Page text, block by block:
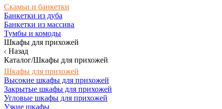
Скамьи и банкетки
Банкетки из дуба
Банкетки из массива
Тумбы и комоды
Шкафы для прихожей
Назад
Каталог/Шкафы для прихожей
Шкафы для прихожей
Высокие шкафы для прихожей
Закрытые шкафы для прихожей
Угловые шкафы для прихожей
Узкие шкафы